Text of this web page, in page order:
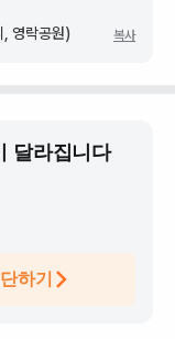
영락공원) 복사
달라집니다
하기